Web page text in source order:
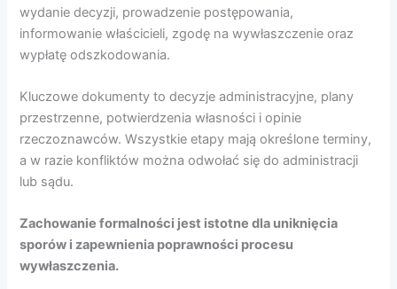
wydanie decyzji, prowadzenie postępowania,
informowanie właścicieli, zgodę na wywłaszczenie oraz
wypłatę odszkodowania.
Kluczowe dokumenty to decyzje administracyjne, plany
przestrzenne, potwierdzenia własności i opinie
rzeczoznawców. Wszystkie etapy mają określone terminy,
a w razie konfliktów można odwołać się do administracji
lub sądu.
Zachowanie formalności jest istotne dla uniknięcia
sporów i zapewnienia poprawności procesu
wywłaszczenia.